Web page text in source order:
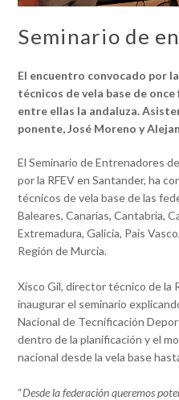
Seminario de
El encuentro convocado por
técnicos de vela base de
entre ellas la andaluza.
ponente, José Moreno y
El Seminario de Entrenadores
por la RFEV en Santander, ha
técnicos de vela base de las
Baleares, Canarias, Cantabria,
Extremadura, Galicia, País
Región de Murcia.
Xisco Gil, director técnico de la
inaugurar el seminario
Nacional de Tecnificación
dentro de la planificación y el
nacional desde la vela base
“Desde la federación queremos